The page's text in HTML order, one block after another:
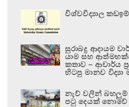
විශ්වවිද්‍යාල
සුරාබදු ආදායම
යාම සහ
කතාව – ආචාර්ය
හිටපු මානව විද්‍යා
නැව් වලින් බහලුම්
පටු දෙයක් නොවේ